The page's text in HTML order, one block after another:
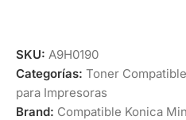
SKU: A9H0190
Categorías: Toner
para Impresoras
Brand: Compatible Konica